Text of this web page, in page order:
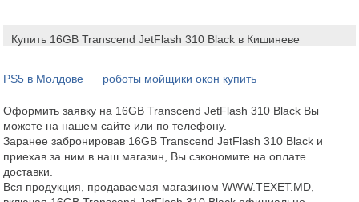
Купить 16GB Transcend JetFlash 310 Black в Кишиневе
PS5 в Молдове роботы мойщики окон купить
Оформить заявку на 16GB Transcend JetFlash 310 Black Вы
можете на нашем сайте или по телефону.
Заранее забронировав 16GB Transcend JetFlash 310 Black и
приехав за ним в наш магазин, Вы сэкономите на оплате
доставки.
Вся продукция, продаваемая магазином WWW.TEXET.MD,